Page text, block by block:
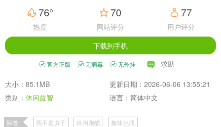
76°
热度
70
网站评分
77
用户评分
下载到手机
官方正版 无病毒 无外挂 求助
大小：85.1MB
更新日期：2026-06-06 13:55:21
类别： 休闲益智 语言：简体中文
标签 我不是贞子 休闲跑酷 趣味挑战